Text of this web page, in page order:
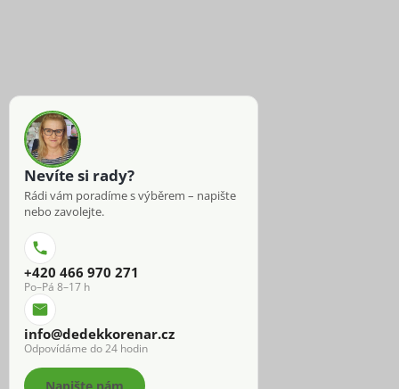
Nevíte si rady?
Rádi vám poradíme s výběrem – napište
nebo zavolejte.
+420 466 970 271
Po–Pá 8–17 h
info@dedekkorenar.cz
Odpovídáme do 24 hodin